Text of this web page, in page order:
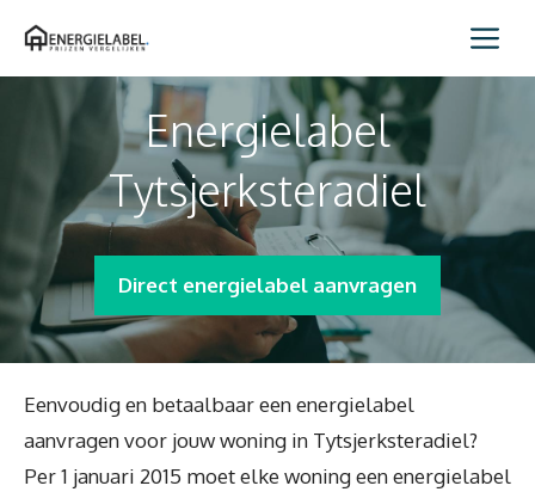
naar
Energielabel
Tytsjerksteradiel
Direct energielabel aanvragen
Eenvoudig en betaalbaar een energielabel
aanvragen voor jouw woning in Tytsjerksteradiel?
Per 1 januari 2015 moet elke woning een energielabel